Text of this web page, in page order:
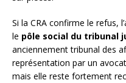
Si la CRA confirme le refus,
le pôle social du tribunal
anciennement tribunal des
représentation par un
mais elle reste fortement